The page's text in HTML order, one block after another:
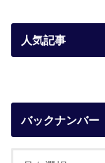
人気記事
バックナンバー